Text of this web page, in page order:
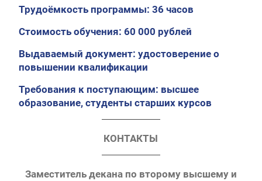
Трудоёмкость программы: 36 часов
Стоимость обучения: 60 000 рублей
Выдаваемый документ: удостоверение о
повышении квалификации
Требования к поступающим: высшее
образование, студенты старших курсов
КОНТАКТЫ
Заместитель декана по второму высшему и